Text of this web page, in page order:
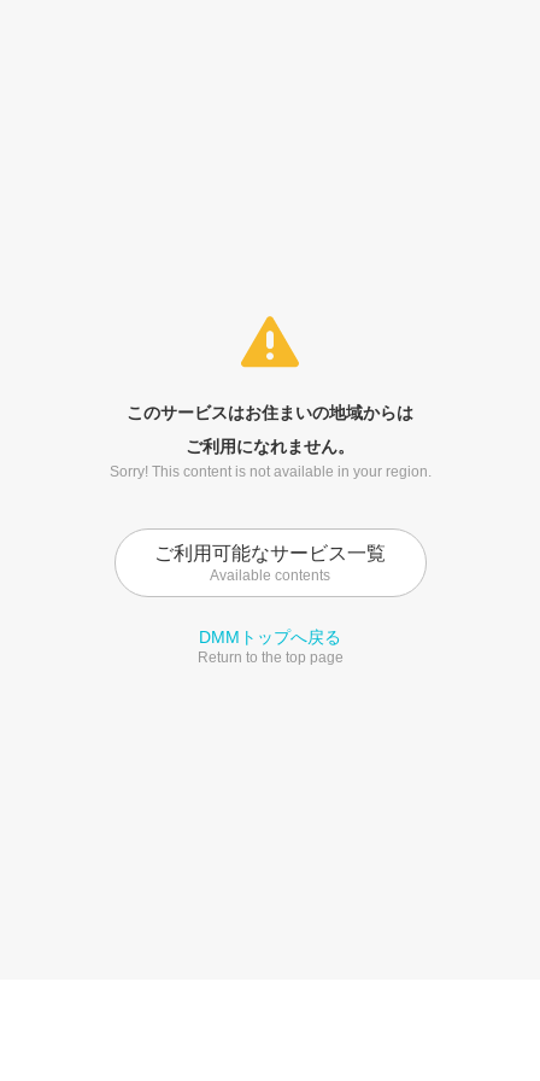
このサービスはお住まいの地域からは
ご利用になれません。
Sorry! This content is not available in your region.
ご利用可能なサービス一覧
Available contents
DMMトップへ戻る
Return to the top page